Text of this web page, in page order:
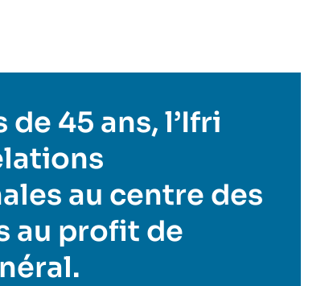
de 45 ans, l’Ifri
au centre des
au profit de